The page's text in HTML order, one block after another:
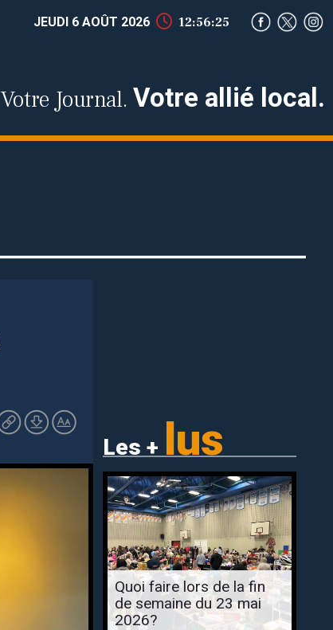
JEUDI 6 AOÛT 2026 12:56:26
Votre Journal. Votre allié local.
Les + lus
Quoi faire lors de la fin
de semaine du 23 mai
2026?